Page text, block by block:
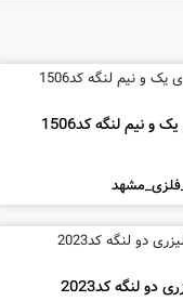
و نیم لنگه کد1506
دو لنگه کد2023